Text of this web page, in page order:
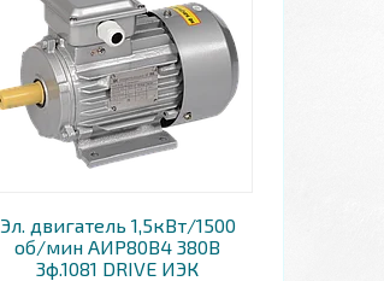
Эл. двигатель 1,5кВт/1500
об/мин АИР80B4 380В
3ф.1081 DRIVE ИЭК